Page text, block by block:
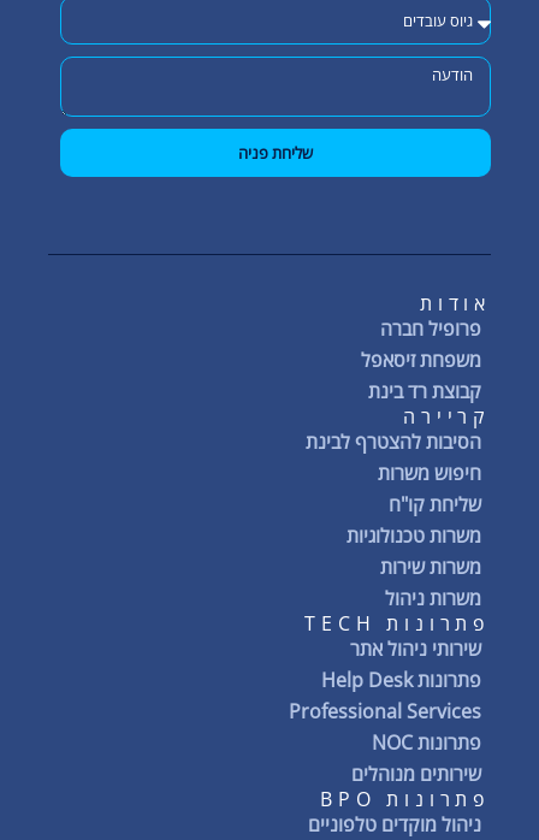
שליחת פניה
אודות
פרופיל חברה
משפחת זיסאפל
קבוצת רד בינת
קריירה
הסיבות להצטרף לבינת
חיפוש משרות
שליחת קו"ח
משרות טכנולוגיות
משרות שירות
משרות ניהול
פתרונות TECH
שירותי ניהול אתר
פתרונות Help Desk
Professional Services
פתרונות NOC
שירותים מנוהלים
פתרונות BPO
ניהול מוקדים טלפוניים